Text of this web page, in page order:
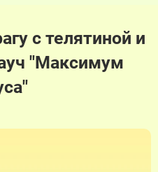
с телятиной и
"Максимум